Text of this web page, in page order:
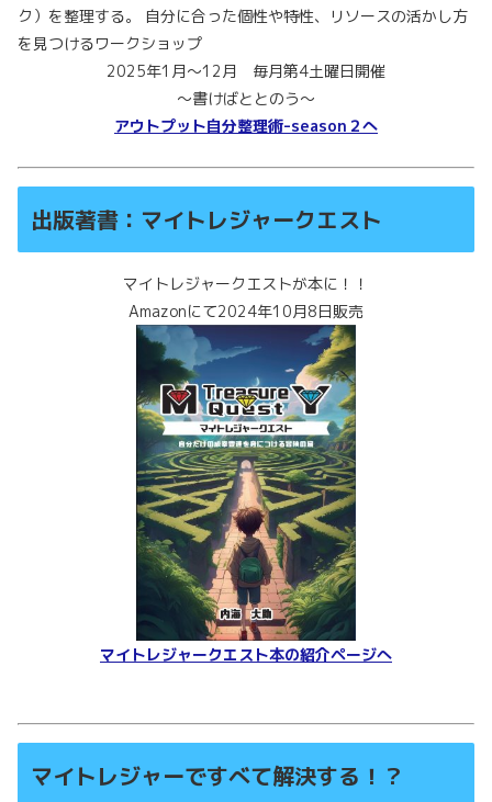
ク）を整理する。 自分に合った個性や特性、リソースの活かし方
を見つけるワークショップ
2025年1月～12月 毎月第4土曜日開催
～書けばととのう～
アウトプット自分整理術-season２へ
出版著書：マイトレジャークエスト
マイトレジャークエストが本に！！
Amazonにて2024年10月8日販売
マイトレジャークエスト本の紹介ページへ
マイトレジャーですべて解決する！？